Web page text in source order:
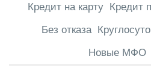
Кредит на карту Кредит
Без отказа
Новые МФО